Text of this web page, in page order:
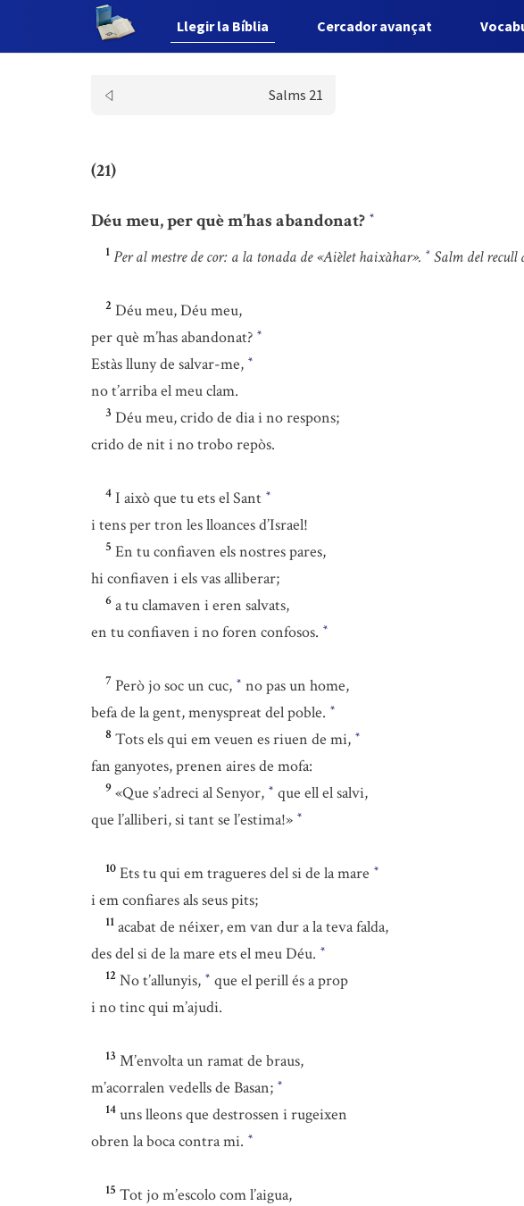
Llegir la Bíblia Cercador avançat
Salms 21
(21)
Déu meu, per què m’has abandonat? *
1 Per al mestre de cor: a la tonada de «Aièlet haixàhar». * Salm del recull
2 Déu meu, Déu meu,
per què m’has abandonat? *
Estàs lluny de salvar-me, *
no t’arriba el meu clam.
3 Déu meu, crido de dia i no respons;
crido de nit i no trobo repòs.
4 I això que tu ets el Sant *
i tens per tron les lloances d’Israel!
5 En tu confiaven els nostres pares,
hi confiaven i els vas alliberar;
6 a tu clamaven i eren salvats,
en tu confiaven i no foren confosos. *
7 Però jo soc un cuc, * no pas un home,
befa de la gent, menyspreat del poble. *
8 Tots els qui em veuen es riuen de mi, *
fan ganyotes, prenen aires de mofa:
9 «Que s’adreci al Senyor, * que ell el salvi,
que l’alliberi, si tant se l’estima!» *
10 Ets tu qui em tragueres del si de la mare *
i em confiares als seus pits;
11 acabat de néixer, em van dur a la teva falda,
des del si de la mare ets el meu Déu. *
12 No t’allunyis, * que el perill és a prop
i no tinc qui m’ajudi.
13 M’envolta un ramat de braus,
m’acorralen vedells de Basan; *
14 uns lleons que destrossen i rugeixen
obren la boca contra mi. *
15 Tot jo m’escolo com l’aigua,